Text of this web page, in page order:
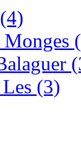
Monges
(3)